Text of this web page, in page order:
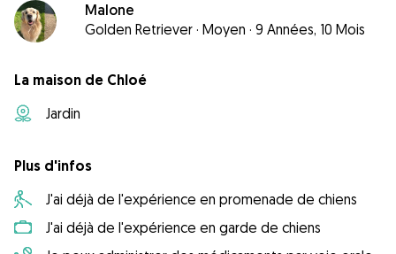
Malone
Golden Retriever · Moyen · 9 Années, 10 Mois
La maison de Chloé
Jardin
Plus d'infos
J'ai déjà de l'expérience en promenade de chiens
J'ai déjà de l'expérience en garde de chiens